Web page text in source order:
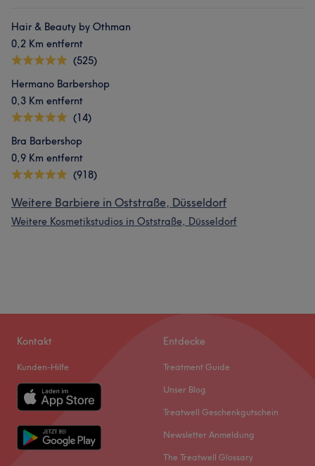
Hair & Beauty by Othman
0,2 Km entfernt
(525)
Hermano Barbershop
0,3 Km entfernt
(14)
Bra Barbershop
0,9 Km entfernt
(918)
Weitere Barbiere in Oststraße, Düsseldorf
Weitere Kosmetikstudios in Oststraße, Düsseldorf
Kontakt
Kunden-Hilfe
Entdecke
Treatment Guide
Unser Blog
Treatwell Geschenkgutschein
Newsletter Anmeldung
The Treatwell Glossary